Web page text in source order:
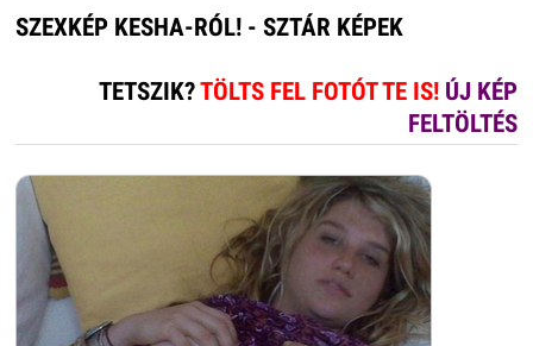
SZEXKÉP KESHA-RÓL! - SZTÁR KÉPEK
TETSZIK?TÖLTS FEL FOTÓT TE IS! ÚJ KÉP
FELTÖLTÉS